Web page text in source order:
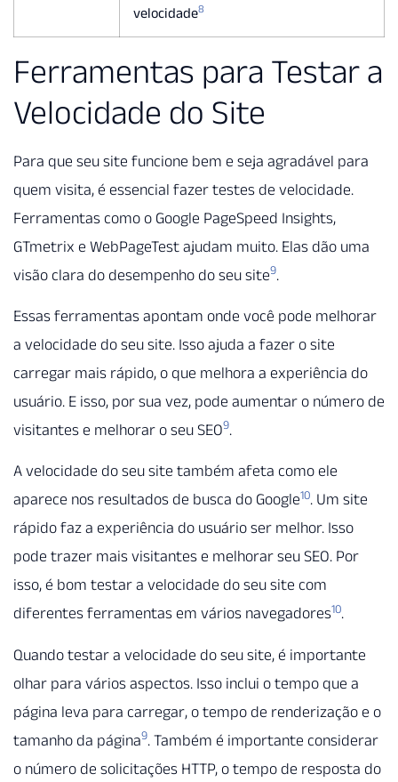
velocidade8
Ferramentas para Testar a
Velocidade do Site
Para que seu site funcione bem e seja agradável para
quem visita, é essencial fazer testes de velocidade.
Ferramentas como o Google PageSpeed Insights,
GTmetrix e WebPageTest ajudam muito. Elas dão uma
visão clara do desempenho do seu site9.
Essas ferramentas apontam onde você pode melhorar
a velocidade do seu site. Isso ajuda a fazer o site
carregar mais rápido, o que melhora a experiência do
usuário. E isso, por sua vez, pode aumentar o número de
visitantes e melhorar o seu SEO9.
A velocidade do seu site também afeta como ele
aparece nos resultados de busca do Google10. Um site
rápido faz a experiência do usuário ser melhor. Isso
pode trazer mais visitantes e melhorar seu SEO. Por
isso, é bom testar a velocidade do seu site com
diferentes ferramentas em vários navegadores10.
Quando testar a velocidade do seu site, é importante
olhar para vários aspectos. Isso inclui o tempo que a
página leva para carregar, o tempo de renderização e o
tamanho da página9. Também é importante considerar
o número de solicitações HTTP, o tempo de resposta do